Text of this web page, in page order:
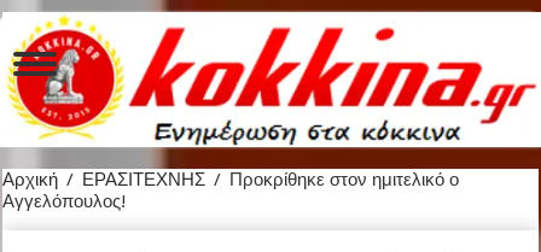
Αρχική / ΕΡΑΣΙΤΕΧΝΗΣ / Προκρίθηκε στον ημιτελικό ο
Αγγελόπουλος!